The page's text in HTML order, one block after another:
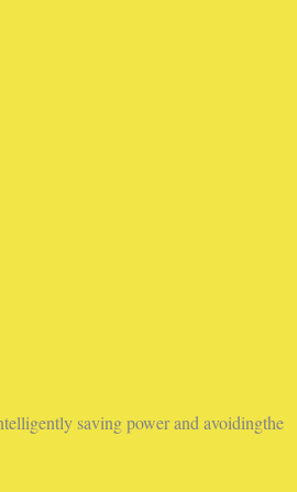
saving power and avoidingthe